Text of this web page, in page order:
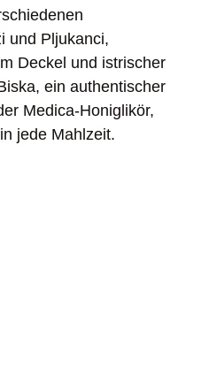
und Pljukanci,
Deckel und istrischer
ein authentischer
Medica-Honiglikör,
jede Mahlzeit.